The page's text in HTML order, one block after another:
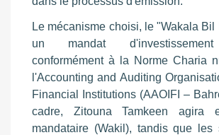
Le mécanisme choisi, le "Wakala Bil
un mandat
conformément à la Norme Charia
l'Accounting and Auditing
Financial Institutions (AAOIFI –
cadre, Zitouna Tamkeen agira
mandataire (Wakil), tandis que les